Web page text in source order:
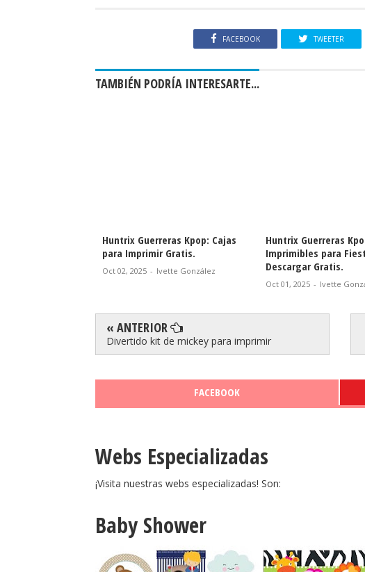
FACEBOOK TWEETER
TAMBIÉN PODRÍA INTERESARTE...
Huntrix Guerreras Kpop: Cajas
para Imprimir Gratis.
Oct 02, 2025 - Ivette González
Huntrix Guerreras
Imprimibles para
Descargar Gratis.
Oct 01, 2025 - Ivette
« ANTERIOR
Divertido kit de mickey para imprimir
FACEBOOK
Webs Especializadas
¡Visita nuestras webs especializadas! Son:
Baby Shower